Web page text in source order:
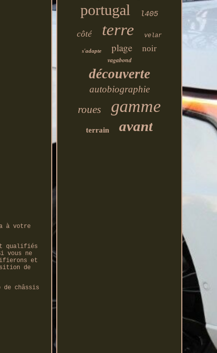
à votre
qualifiés
vous ne
et
de
de châssis
portugal l405
côté terre velar
s'adapte plage noir
vagabond
découverte
autobiographie
roues gamme
terrain avant